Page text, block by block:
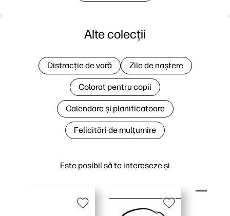
Este posibil să te intereseze și
Alte colecții
Distracție de vară Zile de naștere
Colorat pentru copii
Calendare și planificatoare
Felicitări de mulțumire